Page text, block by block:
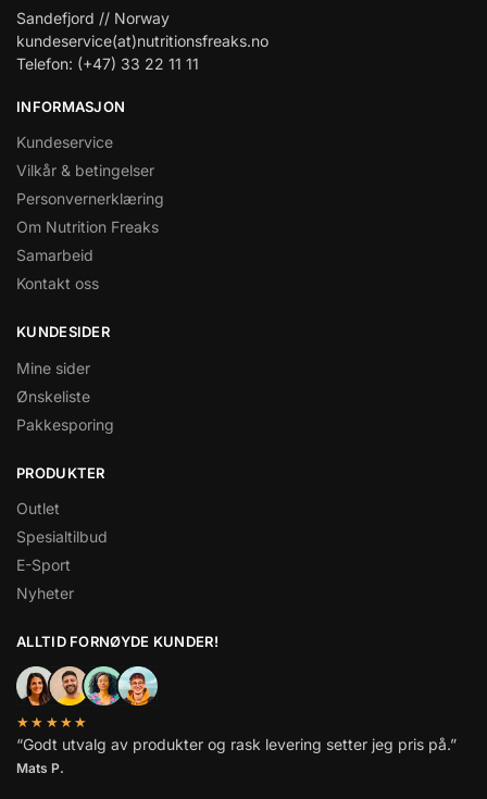
Sandefjord // Norway
kundeservice(at)nutritionsfreaks.no
Telefon: (+47) 33 22 11 11
INFORMASJON
Kundeservice
Vilkår & betingelser
Personvernerklæring
Om Nutrition Freaks
Samarbeid
Kontakt oss
KUNDESIDER
Mine sider
Ønskeliste
Pakkesporing
PRODUKTER
Outlet
Spesialtilbud
E-Sport
Nyheter
ALLTID FORNØYDE KUNDER!
★★★★★
“Godt utvalg av produkter og rask levering setter jeg pris på.”
Mats P.